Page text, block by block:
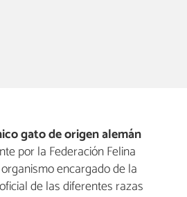
gato de origen alemán
por la Federación Felina
encargado de la
de las diferentes razas